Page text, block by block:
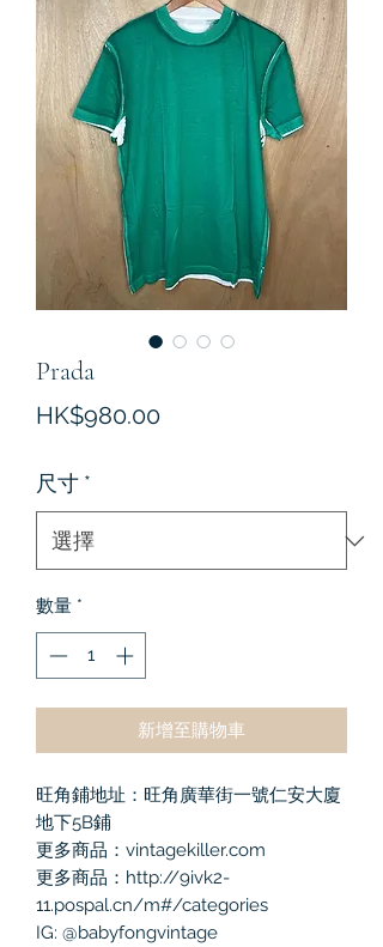
Prada
HK$980.00價
尺寸 *
數量 *
新增至購物車
旺角鋪地址：旺角廣華街一號仁安大廈
地下5B鋪
更多商品：vintagekiller.com
更多商品：http://9ivk2-
11.pospal.cn/m#/categories
IG: @babyfongvintage